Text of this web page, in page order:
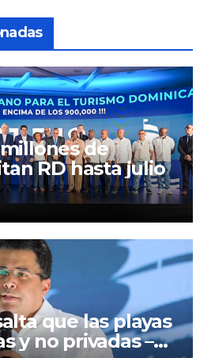
de
RD hasta julio
que las playas
y no privadas –